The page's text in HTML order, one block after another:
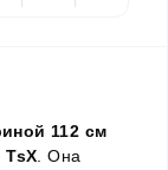
112 см
TsX . Она